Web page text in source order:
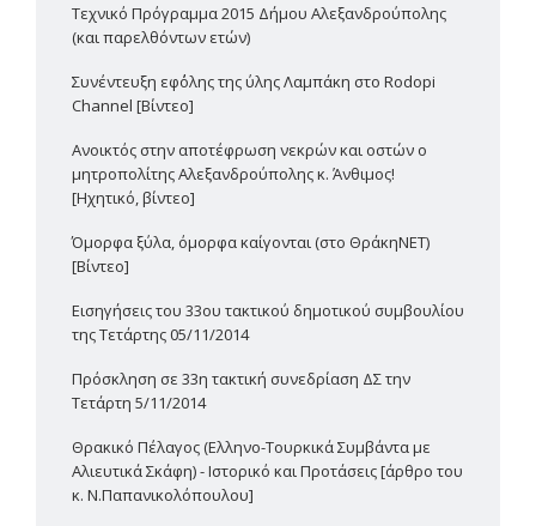
Τεχνικό Πρόγραμμα 2015 Δήμου Αλεξανδρούπολης
(και παρελθόντων ετών)
Συνέντευξη εφ΄όλης της ύλης Λαμπάκη στο Rodopi
Channel [Βίντεο]
Ανοικτός στην αποτέφρωση νεκρών και οστών ο
μητροπολίτης Αλεξανδρούπολης κ. Άνθιμος!
[Ηχητικό, βίντεο]
Όμορφα ξύλα, όμορφα καίγονται (στο ΘράκηΝΕΤ)
[Βίντεο]
Εισηγήσεις του 33ου τακτικού δημοτικού συμβουλίου
της Τετάρτης 05/11/2014
Πρόσκληση σε 33η τακτική συνεδρίαση ΔΣ την
Τετάρτη 5/11/2014
Θρακικό Πέλαγος (Ελληνο-Τουρκικά Συμβάντα με
Αλιευτικά Σκάφη) - Ιστορικό και Προτάσεις [άρθρο του
κ. Ν.Παπανικολόπουλου]